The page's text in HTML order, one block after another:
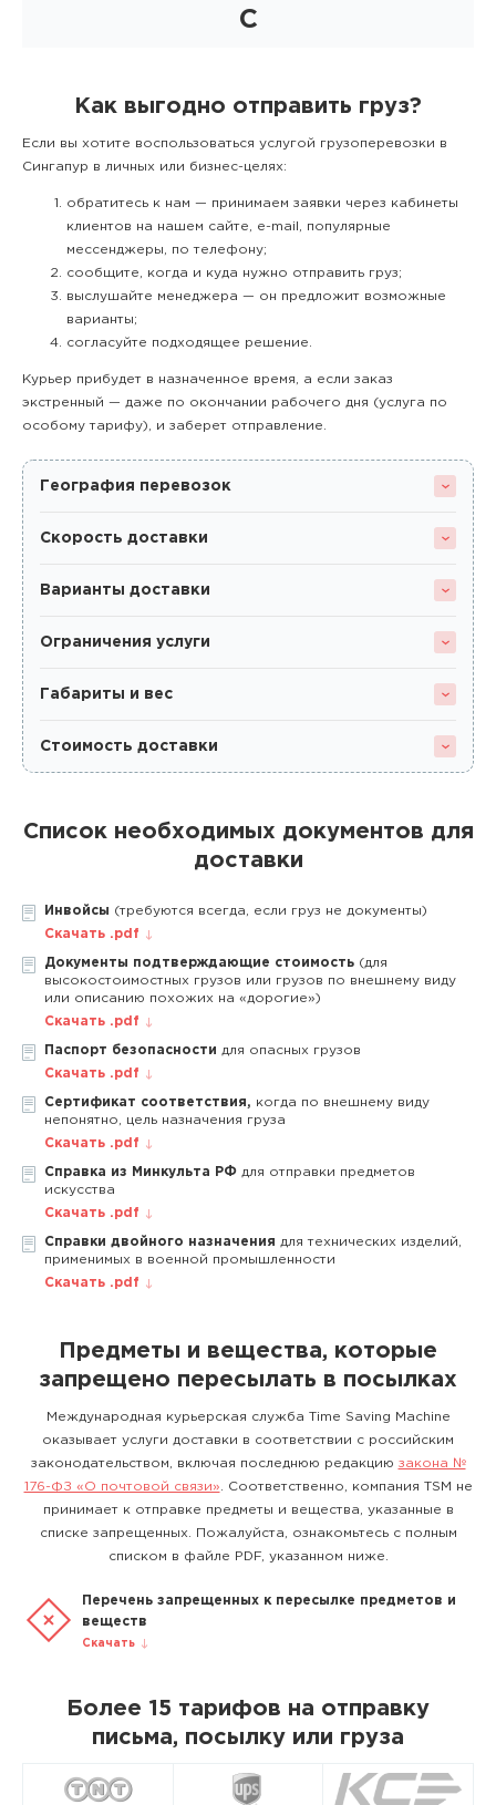
С
Как выгодно отправить груз?
Если вы хотите воспользоваться услугой грузоперевозки в
Сингапур в личных или бизнес-целях:
обратитесь к нам — принимаем заявки через кабинеты
клиентов на нашем сайте, e-mail, популярные
мессенджеры, по телефону;
сообщите, когда и куда нужно отправить груз;
выслушайте менеджера — он предложит возможные
варианты;
согласуйте подходящее решение.
Курьер прибудет в назначенное время, а если заказ
экстренный — даже по окончании рабочего дня (услуга по
особому тарифу), и заберет отправление.
География перевозок
Скорость доставки
Варианты доставки
Ограничения услуги
Габариты и вес
Стоимость доставки
Список необходимых документов для
доставки
Инвойсы (требуются всегда, если груз не документы)
Скачать .pdf
Документы подтверждающие стоимость (для
высокостоимостных грузов или грузов по внешнему виду
или описанию похожих на «дорогие»)
Скачать .pdf
Паспорт безопасности для опасных грузов
Скачать .pdf
Сертификат соответствия, когда по внешнему виду
непонятно, цель назначения груза
Скачать .pdf
Справка из Минкульта РФ для отправки предметов
искусства
Скачать .pdf
Справки двойного назначения для технических изделий,
применимых в военной промышленности
Скачать .pdf
Предметы и вещества, которые
запрещено пересылать в посылках
Международная курьерская служба Time Saving Machine
оказывает услуги доставки в соответствии с российским
законодательством, включая последнюю редакцию закона №
176-ФЗ «О почтовой связи» . Соответственно, компания TSM не
принимает к отправке предметы и вещества, указанные в
списке запрещенных. Пожалуйста, ознакомьтесь с полным
списком в файле PDF, указанном ниже.
Перечень запрещенных к пересылке предметов и
веществ
Скачать
Более 15 тарифов на отправку
письма, посылку или груза